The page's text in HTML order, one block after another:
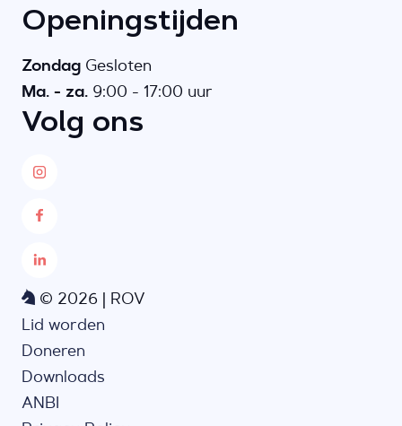
Openingstijden
Zondag Gesloten
Ma. - za. 9:00 - 17:00 uur
Volg ons
© 2026 | ROV
Lid worden
Doneren
Downloads
ANBI